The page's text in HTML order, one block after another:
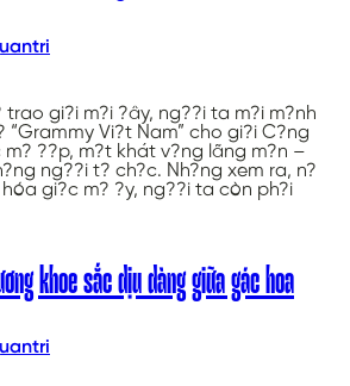
trao gi?i m?i ?ây, ng??i ta m?i m?nh
“Grammy Vi?t Nam” cho gi?i C?ng
m? ??p, m?t khát v?ng lãng m?n –
ng??i t? ch?c. Nh?ng xem ra, n?
gi?c m? ?y, ng??i ta còn ph?i
khoe sắc dịu dàng giữa gác hoa